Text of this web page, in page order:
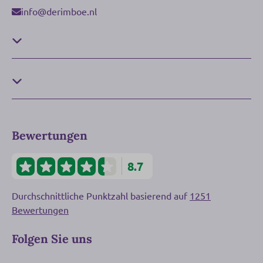
info@derimboe.nl
Bewertungen
8.7
Durchschnittliche Punktzahl basierend auf 1251
Bewertungen
Folgen Sie uns